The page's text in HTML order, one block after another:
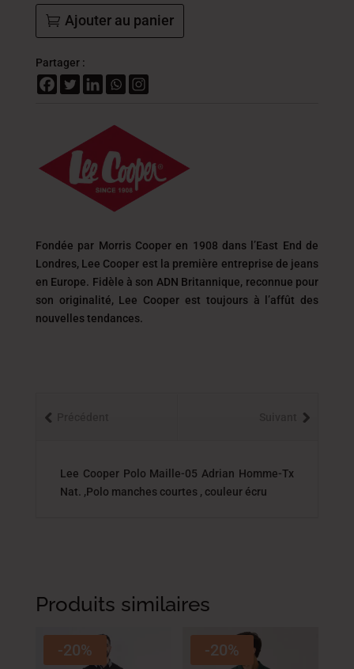
Ajouter au panier
Partager :
Fondée par Morris Cooper en 1908 dans l’East End de
Londres, Lee Cooper est la première entreprise de jeans
en Europe. Fidèle à son ADN Britannique, reconnue pour
son originalité, Lee Cooper est toujours à l’affût des
nouvelles tendances.
Lee Cooper Polo Maille-05 Adrian Homme-Tx
Nat. ,Polo manches courtes , couleur écru
Produits similaires
-20% -20%